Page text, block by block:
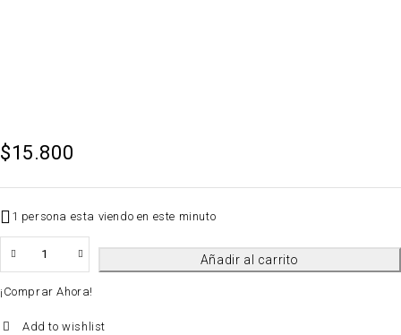
$15.800
1 persona esta viendo en este minuto
Añadir al carrito
¡Comprar Ahora!
Add to wishlist